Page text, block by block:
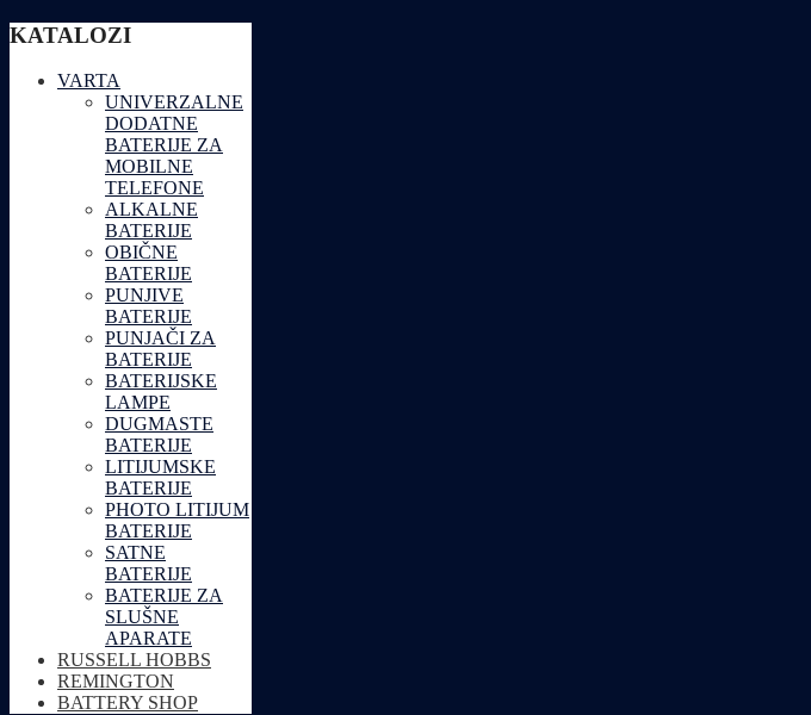
KATALOZI
VARTA
UNIVERZALNE
DODATNE
BATERIJE ZA
MOBILNE
TELEFONE
ALKALNE
BATERIJE
OBIČNE
BATERIJE
PUNJIVE
BATERIJE
PUNJAČI ZA
BATERIJE
BATERIJSKE
LAMPE
DUGMASTE
BATERIJE
LITIJUMSKE
BATERIJE
PHOTO LITIJUM
BATERIJE
SATNE
BATERIJE
BATERIJE ZA
SLUŠNE
APARATE
RUSSELL HOBBS
REMINGTON
BATTERY SHOP